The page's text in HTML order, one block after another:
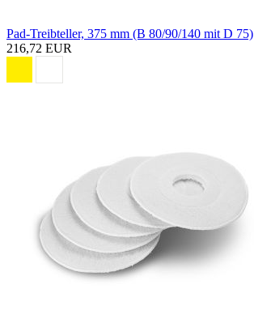
Pad-Treibteller, 375 mm (B 80/90/140 mit D 75)
216,72 EUR